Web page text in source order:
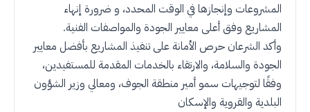
المشروعات وإنجازها في الوقت المحدد، و ضرورة إنهاء
المشاريع وفق أعلى معايير الجودة والمواصفات الفنية.
وأكد الشرعان حرص الأمانة على تنفيذ المشاريع بأفضل معايير
الجودة والسلامة، والارتقاء بالخدمات المقدمة للمستفيدين،
وفقًا لتوجيهات سمو أمير منطقة الجوف، ومعالي وزير الشؤون
البلدية والقروية والإسكان